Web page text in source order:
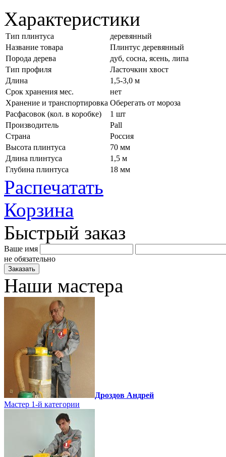
Характеристики
Тип плинтуса
деревянный
Название товара
Плинтус деревянный
Порода дерева
дуб, сосна, ясень, липа
Тип профиля
Ласточкин хвост
Длина
1,5-3,0 м
Срок хранения мес.
нет
Хранение и транспортировка Оберегать от мороза
Расфасовок (кол. в коробке)
1 шт
Производитель
Pall
Страна
Россия
Высота плинтуса
70 мм
Длина плинтуса
1,5 м
Глубина плинтуса
18 мм
Распечатать
Корзина
Быстрый заказ
Ваше имя
не обязательно
Наши мастера
Дроздов Андрей
Мастер 1-й категории